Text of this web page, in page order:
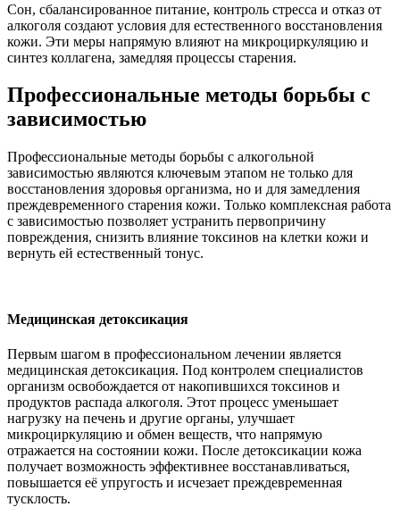
Сон, сбалансированное питание, контроль стресса и отказ от
алкоголя создают условия для естественного восстановления
кожи. Эти меры напрямую влияют на микроциркуляцию и
синтез коллагена, замедляя процессы старения.
Профессиональные методы борьбы с
зависимостью
Профессиональные методы борьбы с алкогольной
зависимостью являются ключевым этапом не только для
восстановления здоровья организма, но и для замедления
преждевременного старения кожи. Только комплексная работа
с зависимостью позволяет устранить первопричину
повреждения, снизить влияние токсинов на клетки кожи и
вернуть ей естественный тонус.
Медицинская детоксикация
Первым шагом в профессиональном лечении является
медицинская детоксикация. Под контролем специалистов
организм освобождается от накопившихся токсинов и
продуктов распада алкоголя. Этот процесс уменьшает
нагрузку на печень и другие органы, улучшает
микроциркуляцию и обмен веществ, что напрямую
отражается на состоянии кожи. После детоксикации кожа
получает возможность эффективнее восстанавливаться,
повышается её упругость и исчезает преждевременная
тусклость.